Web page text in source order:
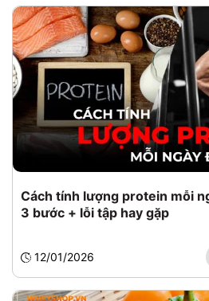
Cách tính lượng protein mỗi
3 bước + lỗi tập hay gặp
12/01/2026